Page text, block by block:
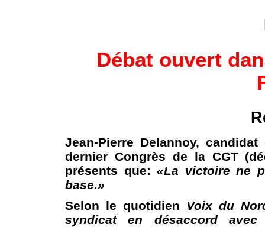
Débat ouvert
Jean-Pierre Delannoy,
dernier Congrès de la CGT
présents que: «La victoire ne
base.»
Selon le quotidien Voix du
syndicat en désaccord